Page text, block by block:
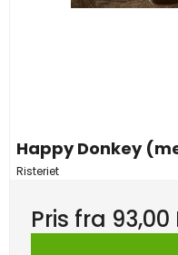
Happy Donkey
Risteriet
Pris fra 93,00